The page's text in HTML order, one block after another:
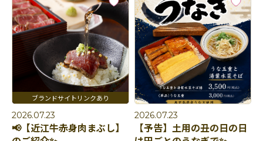
2026.07.23
📢【近江牛赤身肉まぶし】
2026.07.23
【予告】土用の丑の日の日